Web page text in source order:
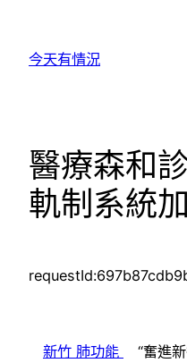
今天有情況
醫療森和
軌制系統
新竹 肺功能 “奮進新